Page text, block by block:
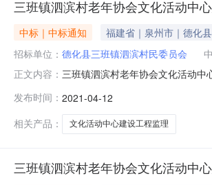
三班镇泗滨村老年协会文化活动中
中标｜中标通知
福建省｜泉州市｜德化县
招标单位： 德化县三班镇泗滨村民委员会
正文内容： 三班镇泗滨村老年协会文化活动
选人福建承辉工程项目管理有限
弘瑞工
发布时间： 2021-04-12
相关产品：
文化活动中心建设工程监理
三班镇泗滨村老年协会文化活动中